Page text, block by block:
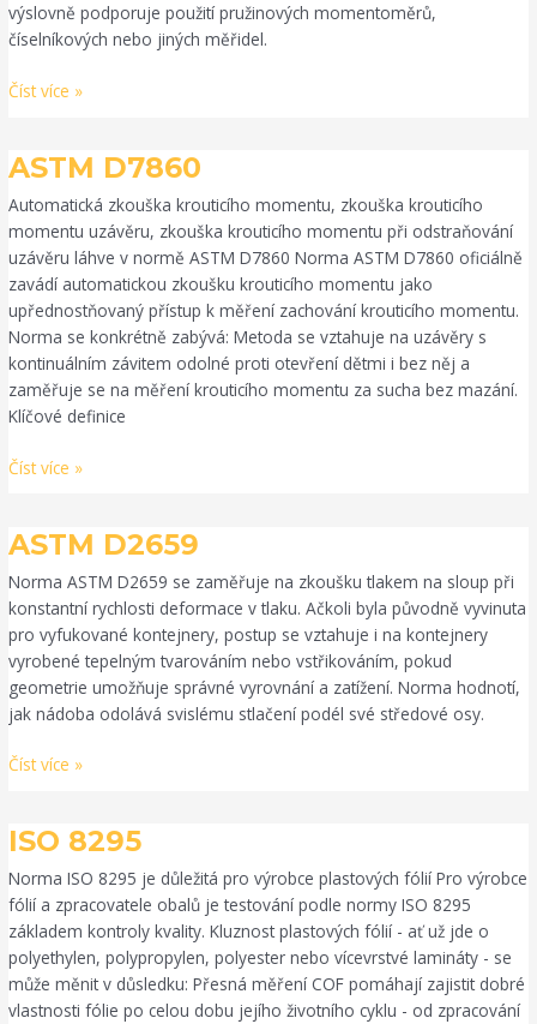
výslovně podporuje použití pružinových momentoměrů,
číselníkových nebo jiných měřidel.
Číst více »
ASTM D7860
Automatická zkouška krouticího momentu, zkouška krouticího
momentu uzávěru, zkouška krouticího momentu při odstraňování
uzávěru láhve v normě ASTM D7860 Norma ASTM D7860 oficiálně
zavádí automatickou zkoušku krouticího momentu jako
upřednostňovaný přístup k měření zachování krouticího momentu.
Norma se konkrétně zabývá: Metoda se vztahuje na uzávěry s
kontinuálním závitem odolné proti otevření dětmi i bez něj a
zaměřuje se na měření krouticího momentu za sucha bez mazání.
Klíčové definice
ASTM
Číst více »
ASTM D2659
Norma ASTM D2659 se zaměřuje na zkoušku tlakem na sloup při
konstantní rychlosti deformace v tlaku. Ačkoli byla původně vyvinuta
pro vyfukované kontejnery, postup se vztahuje i na kontejnery
vyrobené tepelným tvarováním nebo vstřikováním, pokud
geometrie umožňuje správné vyrovnání a zatížení. Norma hodnotí,
jak nádoba odolává svislému stlačení podél své středové osy.
ASTM
Číst více »
ISO 8295
Norma ISO 8295 je důležitá pro výrobce plastových fólií Pro výrobce
fólií a zpracovatele obalů je testování podle normy ISO 8295
základem kontroly kvality. Kluznost plastových fólií - ať už jde o
polyethylen, polypropylen, polyester nebo vícevrstvé lamináty - se
může měnit v důsledku: Přesná měření COF pomáhají zajistit dobré
vlastnosti fólie po celou dobu jejího životního cyklu - od zpracování
ISO